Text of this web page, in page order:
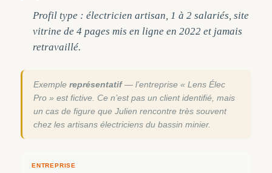
Profil type : électricien artisan, 1 à 2 salariés, site
vitrine de 4 pages mis en ligne en 2022 et jamais
retravaillé.
Exemple représentatif— l’entreprise « Lens Élec
Pro » est fictive. Ce n’est pas un client identifié, mais
un cas de figure que Julien rencontre très souvent
chez les artisans électriciens du bassin minier.
ENTREPRISE